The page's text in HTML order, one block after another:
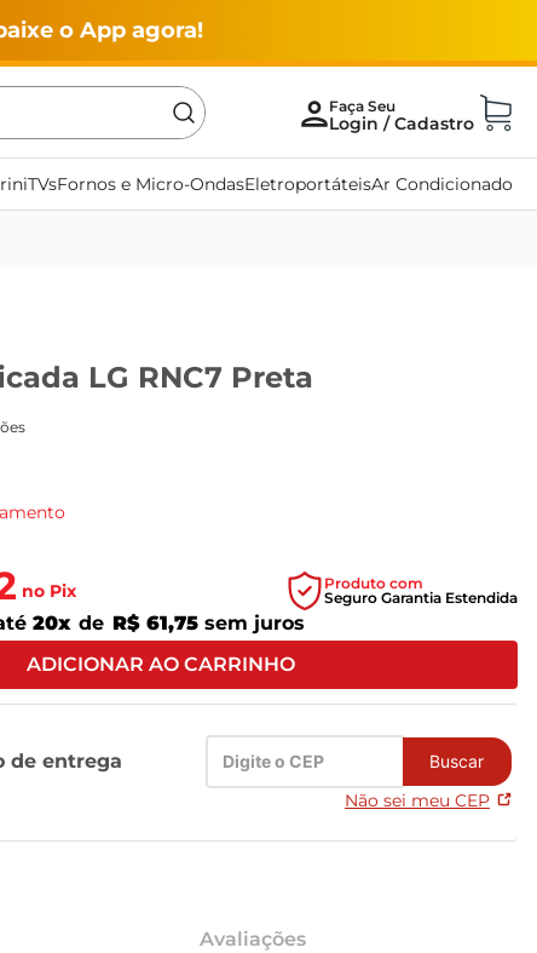
o App agora!
TVsFornos e Micro-OndasEletroportáteisAr Condicionado
LG RNC7 Preta
no Pix
Produto com
Seguro Garantia Estendida
20x de R$ 61,75 sem juros
ADICIONAR AO CARRINHO
de entrega Buscar
Não sei meu CEP
Avaliações